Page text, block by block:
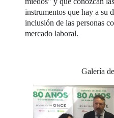
instrumentos que hay a su
inclusión de las personas
mercado laboral.
Galería